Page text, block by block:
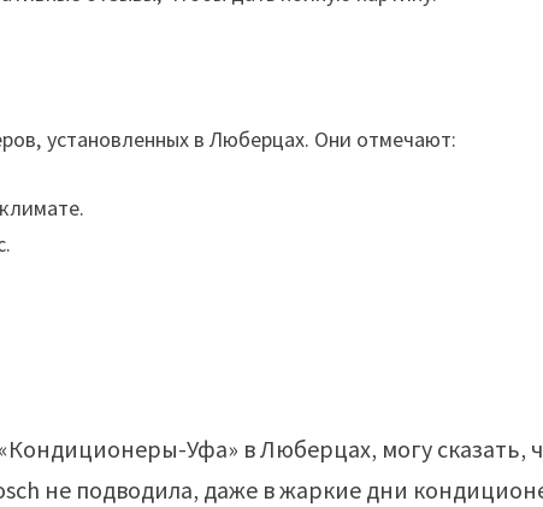
установленных в Люберцах. Они отмечают:
Уфа» в Люберцах‚ могу сказать‚
не подводила‚ даже в жаркие дни